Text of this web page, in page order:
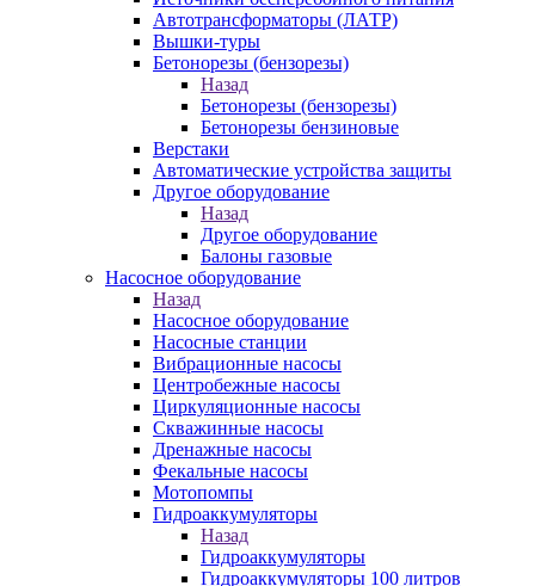
Автотрансформаторы (ЛАТР)
Вышки-туры
Бетонорезы (бензорезы)
Назад
Бетонорезы (бензорезы)
Бетонорезы бензиновые
Верстаки
Автоматические устройства защиты
Другое оборудование
Назад
Другое оборудование
Балоны газовые
Насосное оборудование
Назад
Насосное оборудование
Насосные станции
Вибрационные насосы
Центробежные насосы
Циркуляционные насосы
Скважинные насосы
Дренажные насосы
Фекальные насосы
Мотопомпы
Гидроаккумуляторы
Назад
Гидроаккумуляторы
Гидроаккумуляторы 100 литров